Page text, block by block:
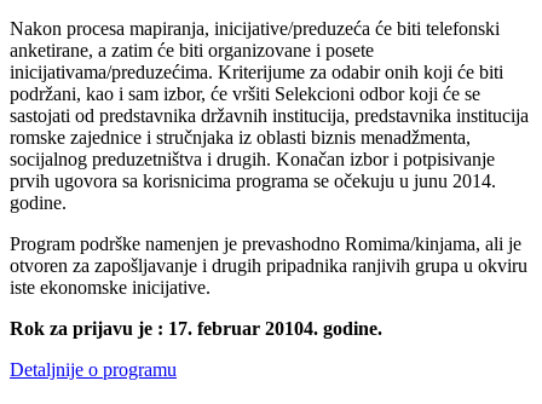
Nakon procesa mapiranja, inicijative/preduzeća će biti telefonski
anketirane, a zatim će biti organizovane i posete
inicijativama/preduzećima. Kriterijume za odabir onih koji će biti
podržani, kao i sam izbor, će vršiti Selekcioni odbor koji će se
sastojati od predstavnika državnih institucija, predstavnika institucija
romske zajednice i stručnjaka iz oblasti biznis menadžmenta,
socijalnog preduzetništva i drugih. Konačan izbor i potpisivanje
prvih ugovora sa korisnicima programa se očekuju u junu 2014.
godine.
Program podrške namenjen je prevashodno Romima/kinjama, ali je
otvoren za zapošljavanje i drugih pripadnika ranjivih grupa u okviru
iste ekonomske inicijative.
Rok za prijavu je : 17. februar 20104. godine.
Detaljnije o programu